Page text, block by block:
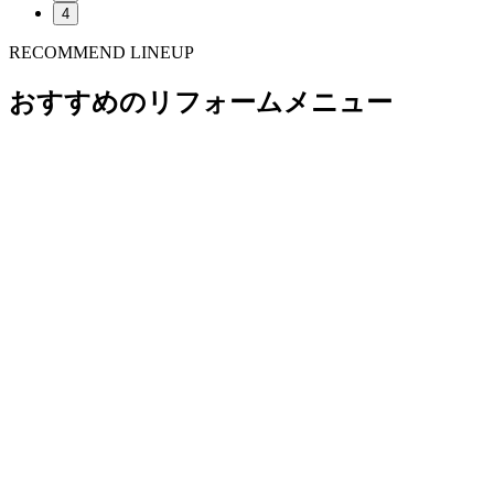
4
RECOMMEND LINEUP
おすすめのリフォームメニュー